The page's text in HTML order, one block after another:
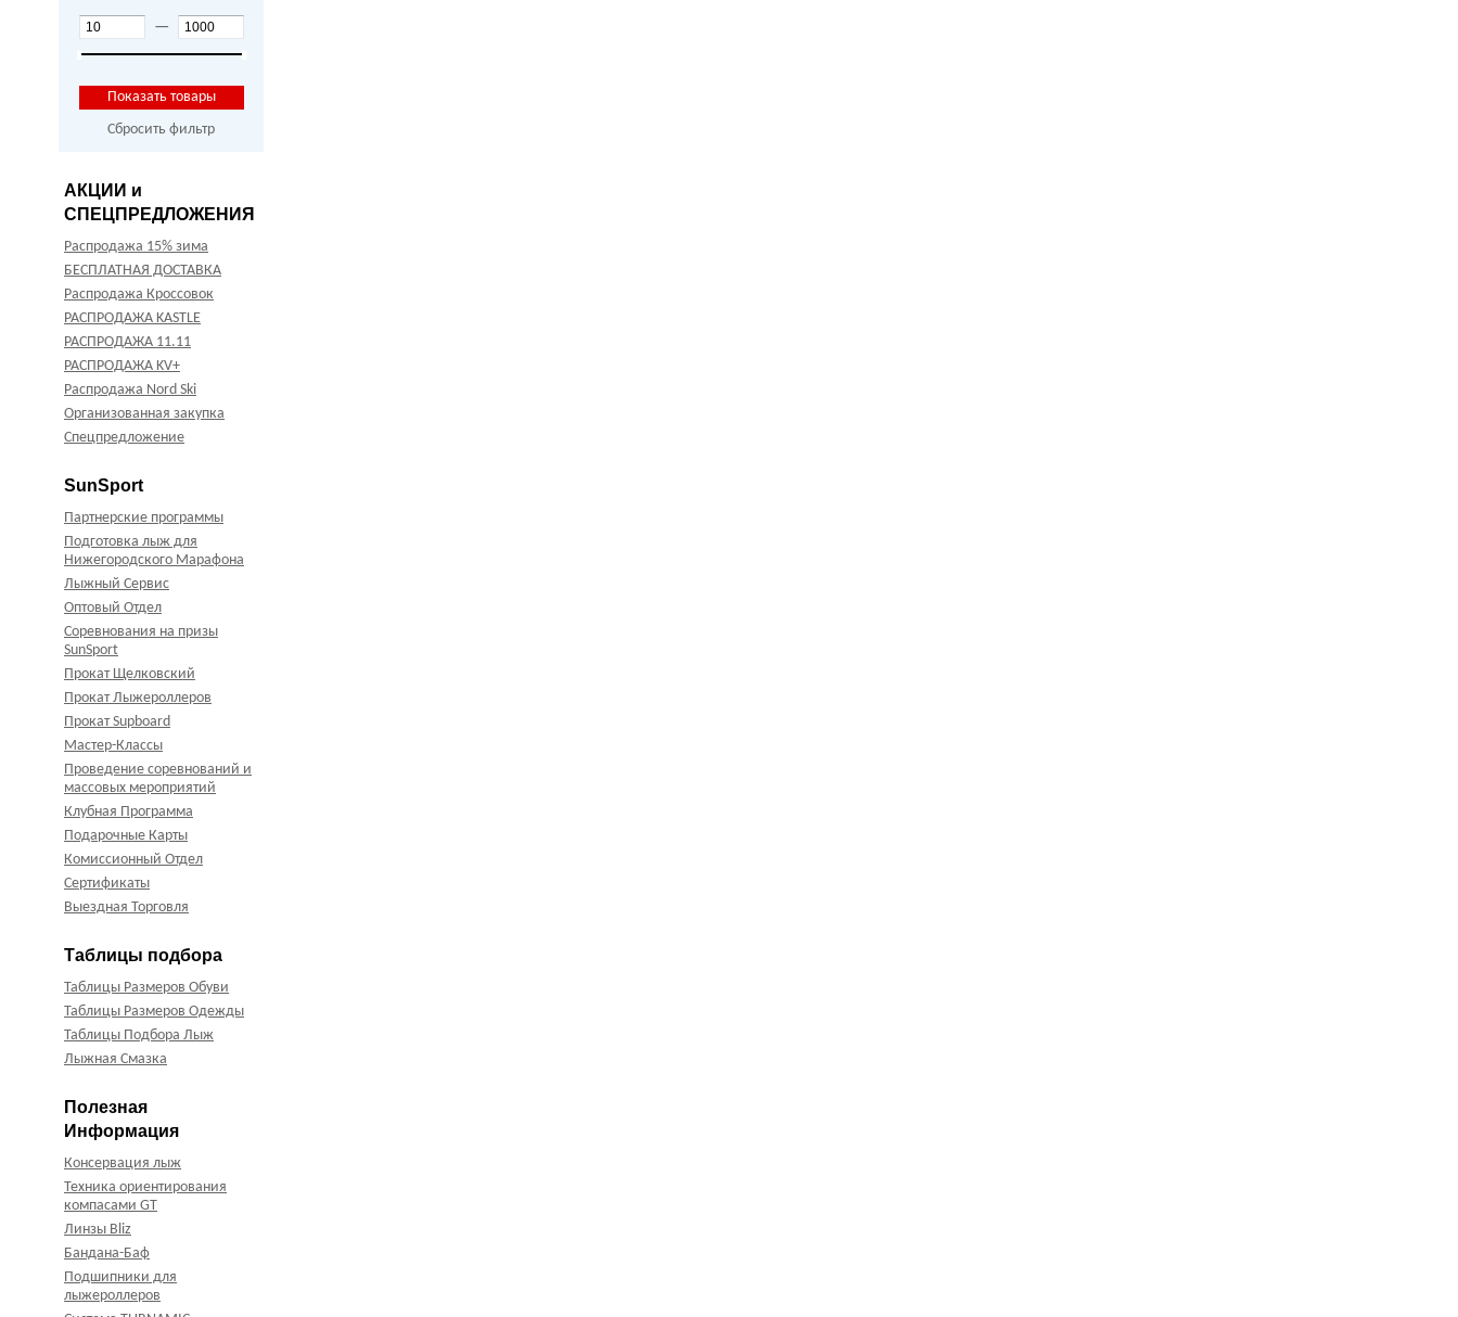
—
Сбросить фильтр
АКЦИИ и
СПЕЦПРЕДЛОЖЕНИЯ
Распродажа 15% зима
БЕСПЛАТНАЯ ДОСТАВКА
Распродажа Кроссовок
РАСПРОДАЖА KASTLE
РАСПРОДАЖА 11.11
РАСПРОДАЖА KV+
Распродажа Nord Ski
Организованная закупка
Спецпредложение
SunSport
Партнерские программы
Подготовка лыж для
Нижегородского Марафона
Лыжный Сервис
Оптовый Отдел
Соревнования на призы
SunSport
Прокат Щелковский
Прокат Лыжероллеров
Прокат Supboard
Мастер-Классы
Проведение соревнований и
массовых мероприятий
Клубная Программа
Подарочные Карты
Комиссионный Отдел
Сертификаты
Выездная Торговля
Таблицы подбора
Таблицы Размеров Обуви
Таблицы Размеров Одежды
Таблицы Подбора Лыж
Лыжная Смазка
Полезная
Информация
Консервация лыж
Техника ориентирования
компасами GT
Линзы Bliz
Бандана-Баф
Подшипники для
лыжероллеров